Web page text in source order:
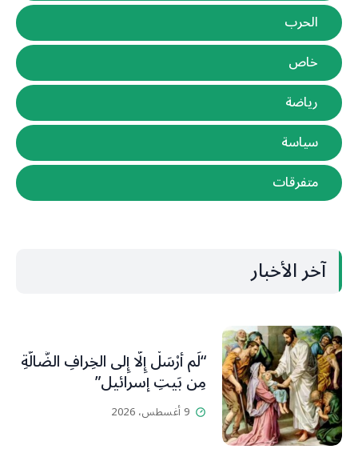
الحرب
خاص
رياضة
سياسة
متفرقات
آخر الأخبار
“لَم أُرْسَلْ إِلَّا إِلى الخِرافِ الضَّالَّةِ
مِن بَيتِ إسرائيل”
9 أغسطس، 2026